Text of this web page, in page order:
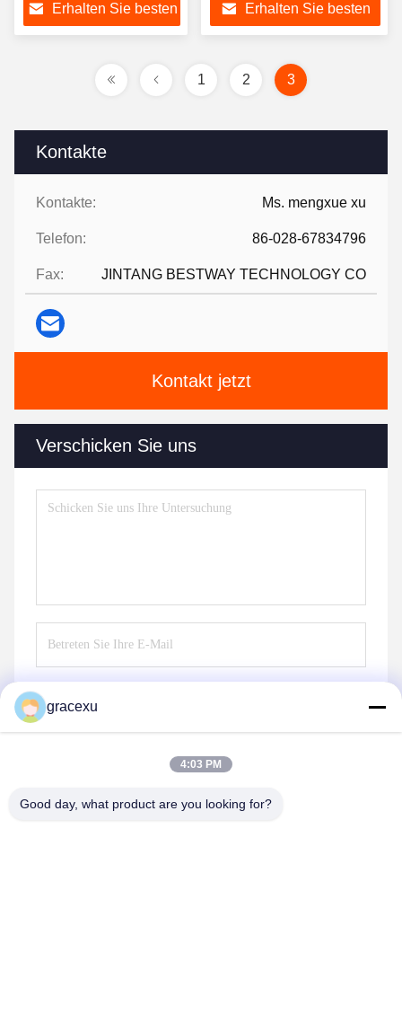
Kontakte
Kontakte: Ms. mengxue xu
Telefon: 86-028-67834796
Fax: JINTANG BESTWAY TECHNOLOGY CO
Kontakt jetzt
Verschicken Sie uns
Erhalten Sie besten
Erhalten Sie besten
1 2 3
gracexu
4:03 PM
Good day, what product are you looking for?